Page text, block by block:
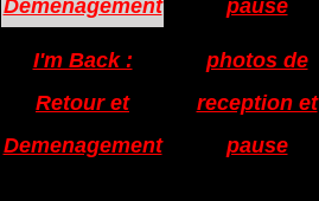
I'm Back :
Retour et
Demenagement
photos de
reception et
pause